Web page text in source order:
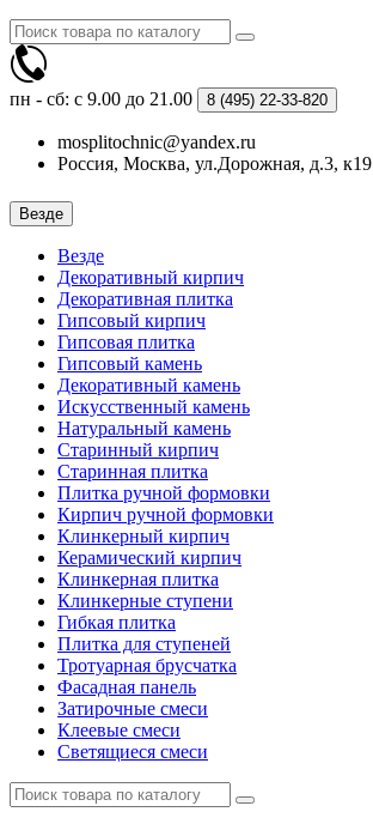
пн - сб: с 9.00 до 21.00 8 (495) 22-33-820
mosplitochnic@yandex.ru
Россия, Москва, ул.Дорожная, д.3, к19
Везде
Везде
Декоративный кирпич
Декоративная плитка
Гипсовый кирпич
Гипсовая плитка
Гипсовый камень
Декоративный камень
Искусственный камень
Натуральный камень
Старинный кирпич
Старинная плитка
Плитка ручной формовки
Кирпич ручной формовки
Клинкерный кирпич
Керамический кирпич
Клинкерная плитка
Клинкерные ступени
Гибкая плитка
Плитка для ступеней
Тротуарная брусчатка
Фасадная панель
Затирочные смеси
Клеевые смеси
Светящиеся смеси